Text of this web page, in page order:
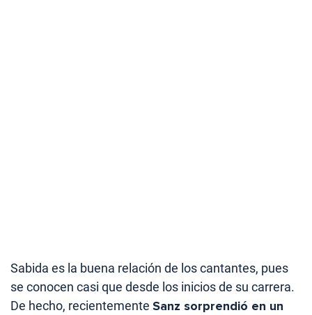
Sabida es la buena relación de los cantantes, pues
se conocen casi que desde los inicios de su carrera.
De hecho, recientemente Sanz sorprendió en un